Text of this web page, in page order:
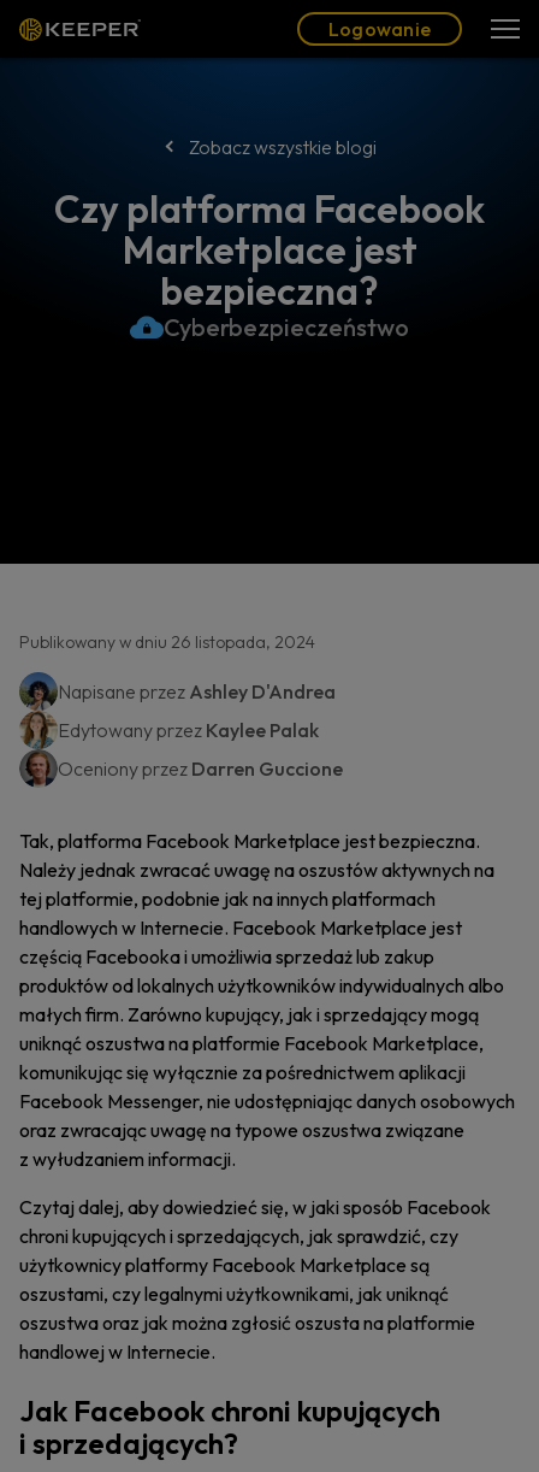
Logowanie
Zobacz wszystkie blogi
Czy platforma Facebook
Marketplace jest
bezpieczna?
Cyberbezpieczeństwo
Publikowany w dniu 26 listopada, 2024
Napisane przez Ashley D'Andrea
Edytowany przez Kaylee Palak
Oceniony przez Darren Guccione
Tak, platforma Facebook Marketplace jest bezpieczna.
Należy jednak zwracać uwagę na oszustów aktywnych na
tej platformie, podobnie jak na innych platformach
handlowych w Internecie. Facebook Marketplace jest
częścią Facebooka i umożliwia sprzedaż lub zakup
produktów od lokalnych użytkowników indywidualnych albo
małych firm. Zarówno kupujący, jak i sprzedający mogą
uniknąć oszustwa na platformie Facebook Marketplace,
komunikując się wyłącznie za pośrednictwem aplikacji
Facebook Messenger, nie udostępniając danych osobowych
oraz zwracając uwagę na typowe oszustwa związane
z wyłudzaniem informacji.
Czytaj dalej, aby dowiedzieć się, w jaki sposób Facebook
chroni kupujących i sprzedających, jak sprawdzić, czy
użytkownicy platformy Facebook Marketplace są
oszustami, czy legalnymi użytkownikami, jak uniknąć
oszustwa oraz jak można zgłosić oszusta na platformie
handlowej w Internecie.
Jak Facebook chroni kupujących
i sprzedających?